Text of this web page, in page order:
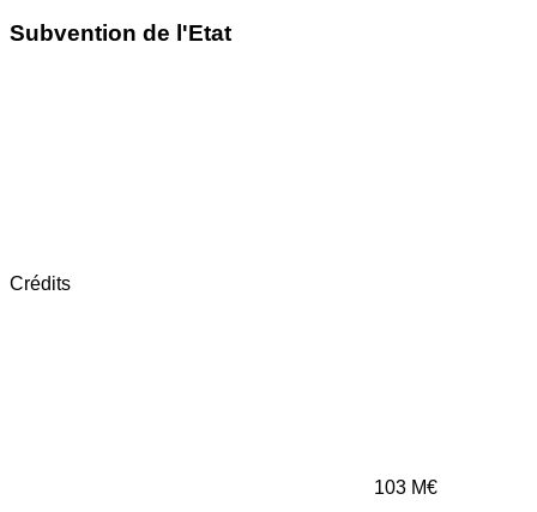
Subvention de l'Etat
Crédits
103 M€